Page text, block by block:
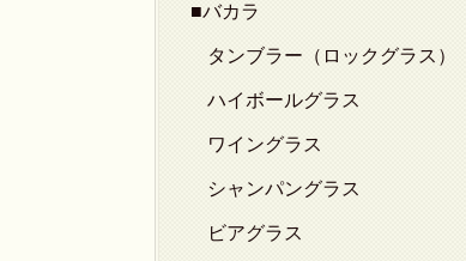
■バカラ
タンブラー（ロックグラス）
ハイボールグラス
ワイングラス
シャンパングラス
ビアグラス